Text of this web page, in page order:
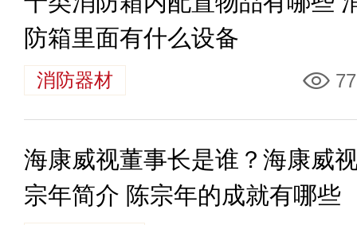
防箱里面有什么设备
消防器材
海康威视董事长是谁？海康威
宗年简介 陈宗年的成就有哪些